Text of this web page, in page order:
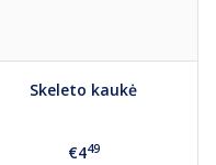
Skeleto kaukė
€449